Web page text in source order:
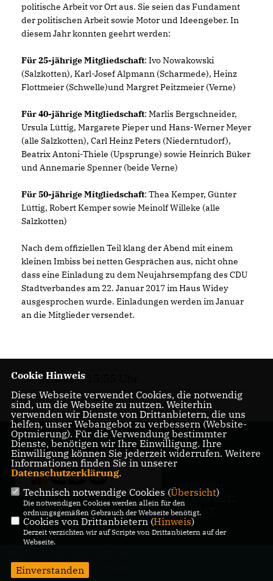
politische Arbeit vor Ort aus. Sie seien das Fundament
der politischen Arbeit sowie Motor und Ideengeber. In
diesem Jahr konnten geehrt werden:
Für 25-jährige Mitgliedschaft: Ivo Nowakowski
(Salzkotten), Karl-Josef Alpmann (Scharmede), Heinz
Flottmeier (Schwelle)und Margret Peitzmeier (Verne)
Für 40-jährige Mitgliedschaft: Marlis Bergschneider,
Ursula Lüttig, Margarete Pieper und Hans-Werner Meyer
(alle Salzkotten), Carl Heinz Peters (Niederntudorf),
Beatrix Antoni-Thiele (Upsprunge) sowie Heinrich Büker
und Annemarie Spenner (beide Verne)
Für 50-jährige Mitgliedschaft: Thea Kemper, Günter
Lüttig, Robert Kemper sowie Meinolf Willeke (alle
Salzkotten)
Nach dem offiziellen Teil klang der Abend mit einem
kleinen Imbiss bei netten Gesprächen aus, nicht ohne
dass eine Einladung zu dem Neujahrsempfang des CDU
Stadtverbandes am 22. Januar 2017 im Haus Widey
ausgesprochen wurde. Einladungen werden im Januar
an die Mitglieder versendet.
28.01.2017, 15:55 Uhr
IMPRESSUM
DATENSCHUTZ
KONTAKT
Alle Rechte vorbehalten.
Cookie Hinweis
Diese Webseite verwendet Cookies, die notwendig
sind, um die Webseite zu nutzen. Weiterhin
verwenden wir Dienste von Drittanbietern, die uns
helfen, unser Webangebot zu verbessern (Website-
Optmierung). Für die Verwendung bestimmter
Dienste, benötigen wir Ihre Einwilligung. Ihre
Einwilligung können Sie jederzeit widerrufen. Weitere
Informationen finden Sie in unserer
Datenschutzerklärung.
Technisch notwendige Cookies (Übersicht)
Die notwendigen Cookies werden allein für den
ordnungsgemäßen Gebrauch der Webseite benötigt.
Cookies von Drittanbietern (Hinweis)
Derzeit verzichten wir auf Scripte von Drittanbietern auf der
Webseite.
Einverstanden